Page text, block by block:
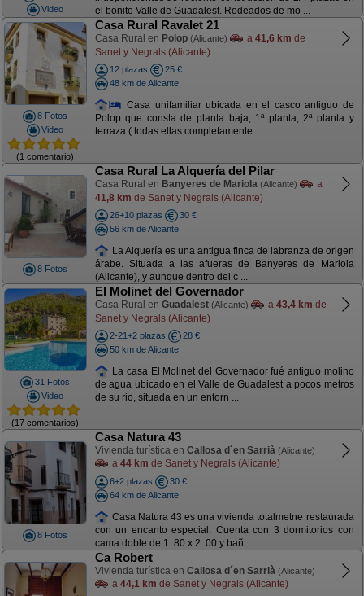
Video
el bonito Valle de Guadalest. Rodeados de mo ...
8 Fotos
Video
(1 comentario)
Casa Rural Ravalet 21
Casa Rural en Polop (Alicante) a 41,6 km de
Sanet y Negrals (Alicante)
12 plazas
25 €
48 km de Alicante
Casa unifamiliar ubicada en el casco antiguo de
Polop que consta de planta baja, 1ª planta, 2ª planta y
terraza ( todas ellas completamente ...
8 Fotos
Casa Rural La Alquería del Pilar
Casa Rural en Banyeres de Mariola (Alicante)
a
41,8 km de Sanet y Negrals (Alicante)
26+10 plazas
30 €
56 km de Alicante
La Alquería es una antigua finca de labranza de origen
árabe. Situada a las afueras de Banyeres de Mariola
(Alicante), y aunque dentro del c ...
31 Fotos
Video
(17 comentarios)
El Molinet del Governador
Casa Rural en Guadalest (Alicante) a 43,4 km de
Sanet y Negrals (Alicante)
2-21+2 plazas
28 €
50 km de Alicante
La casa El Molinet del Governador fué antiguo molino
de agua ubicado en el Valle de Guadalest a pocos metros
de su rio, situada en un entorn ...
8 Fotos
Casa Natura 43
Vivienda turística en Callosa d´en Sarrià (Alicante)
a 44 km de Sanet y Negrals (Alicante)
6+2 plazas
30 €
64 km de Alicante
Casa Natura 43 es una vivienda totalmetne restaurada
con un encanto especial. Cuenta con 3 dormitorios con
cama doble de 1. 80 x 2. 00 y bañ ...
Ca Robert
Vivienda turística en Callosa d´en Sarrià (Alicante)
a 44,1 km de Sanet y Negrals (Alicante)